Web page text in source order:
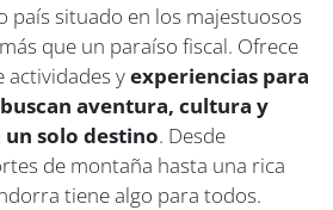
país situado en los majestuosos
que un paraíso fiscal. Ofrece
actividades yexperiencias para
aventura, cultura y
solo destino. Desde
de montaña hasta una rica
tiene algo para todos.